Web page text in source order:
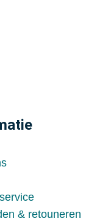
& retouneren